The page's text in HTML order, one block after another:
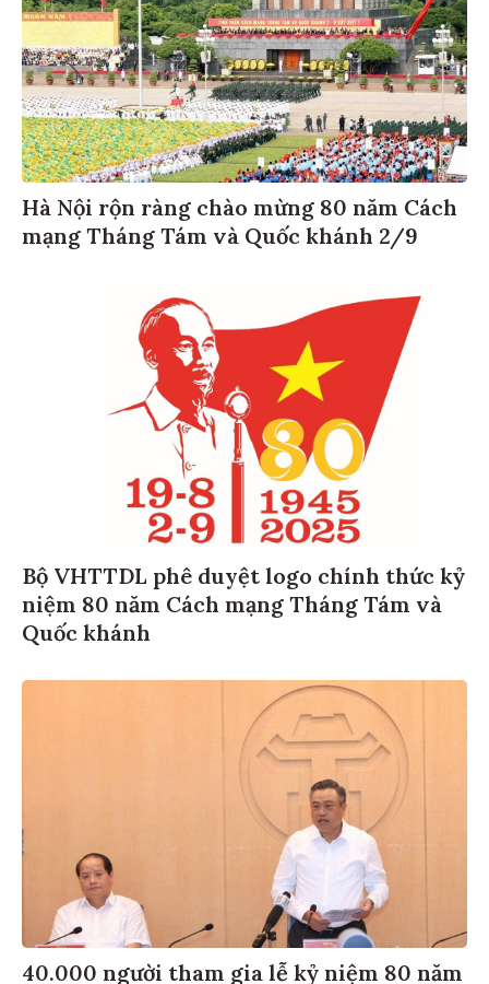
Hà Nội rộn ràng chào mừng 80 năm Cách
mạng Tháng Tám và Quốc khánh 2/9
Bộ VHTTDL phê duyệt logo chính thức kỷ
niệm 80 năm Cách mạng Tháng Tám và
Quốc khánh
40.000 người tham gia lễ kỷ niệm 80 năm